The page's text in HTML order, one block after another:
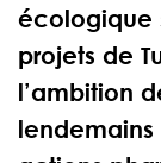
écologique
projets de
l’ambition
lendemains